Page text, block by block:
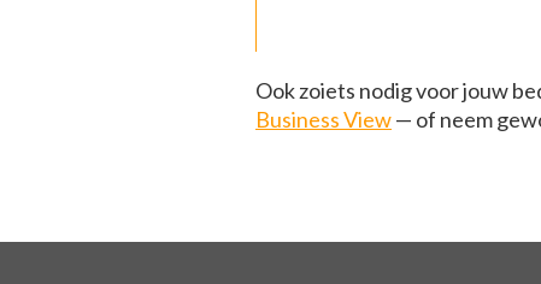
Ook zoiets nodig voor jouw
Business View— of neem